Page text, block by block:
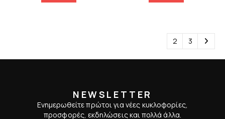
2 3
NEWSLETTER
Ενημερωθείτε πρώτοι για νέες κυκλοφορίες,
προσφορές, εκδηλώσεις και πολλά άλλα.